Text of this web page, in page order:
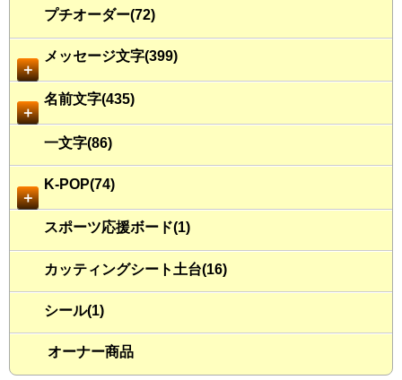
プチオーダー(72)
＋
メッセージ文字(399)
＋
名前文字(435)
一文字(86)
＋
K-POP(74)
スポーツ応援ボード(1)
カッティングシート土台(16)
シール(1)
オーナー商品